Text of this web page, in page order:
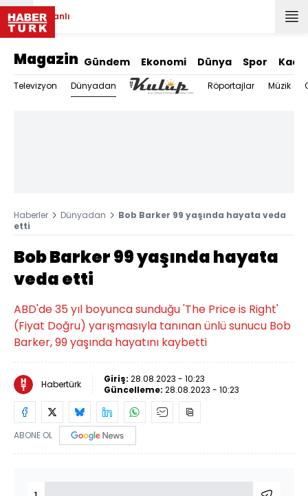
Canlı
Magazin Gündem Ekonomi Dünya Spor
Televizyon Dünyadan Röportajlar Müzik
Haberler Dünyadan
Bob Barker 99 yaşında hayata veda
etti
Bob Barker 99 yaşında hayata
veda etti
ABD'de 35 yıl boyunca sunduğu 'The Price is Right'
(Fiyat Doğru) yarışmasıyla tanınan ünlü sunucu Bob
Barker, 99 yaşında hayatını kaybetti
Habertürk Giriş: 28.08.2023 - 10:23
Güncelleme: 28.08.2023 - 10:23
ABONE OL